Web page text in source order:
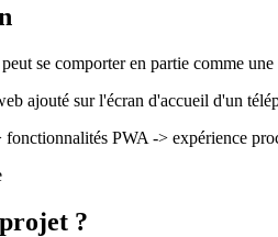
se comporter en partie comme
ajouté sur l'écran d'accueil d'un
fonctionnalités PWA -> expérience
?